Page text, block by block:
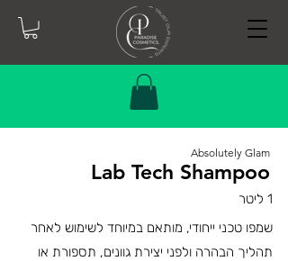
Absolutely Glam
Lab Tech Shampoo
1 ליטר
שמפו טכני ייחודי, מותאם במיוחד לשימוש לאחר
תהליך הבהרה ולפני יצירת גוונים, תספורת או